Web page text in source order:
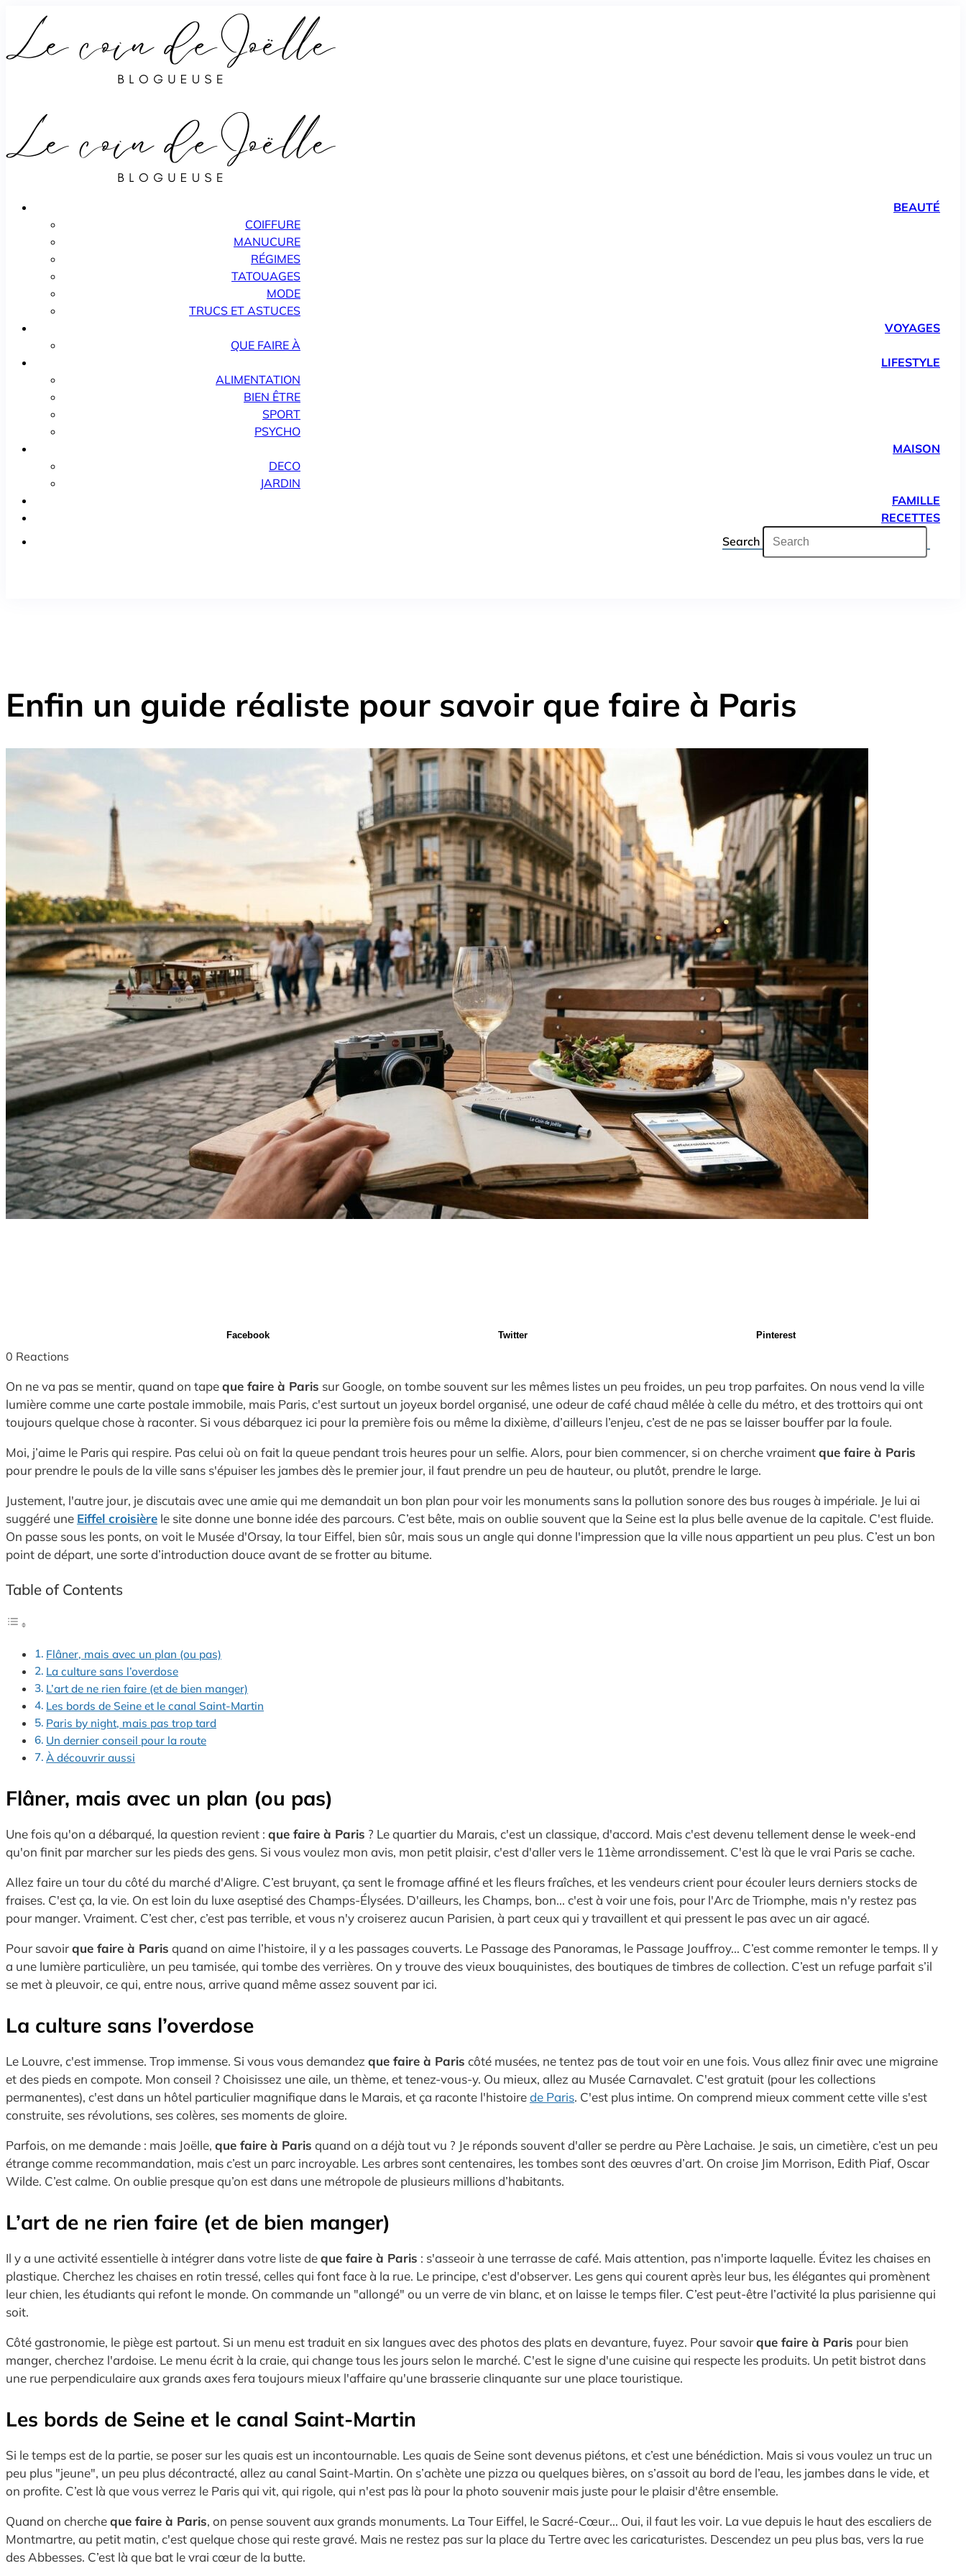
BEAUTÉ
COIFFURE
MANUCURE
RÉGIMES
TATOUAGES
MODE
TRUCS ET ASTUCES
VOYAGES
QUE FAIRE À
LIFESTYLE
ALIMENTATION
BIEN ÊTRE
SPORT
PSYCHO
MAISON
DECO
JARDIN
FAMILLE
RECETTES
Search
Enfin un guide réaliste pour savoir que faire à Paris
Facebook Twitter Pinterest
0 Reactions
On ne va pas se mentir, quand on tapeque faire à Paris sur Google, on tombe souvent sur les mêmes listes un peu froides, un peu trop parfaites. On nous vend la ville
lumière comme une carte postale immobile, mais Paris, c'est surtout un joyeux bordel organisé, une odeur de café chaud mêlée à celle du métro, et des trottoirs qui ont
toujours quelque chose à raconter. Si vous débarquez ici pour la première fois ou même la dixième, d’ailleurs l’enjeu, c’est de ne pas se laisser bouffer par la foule.
Moi, j’aime le Paris qui respire. Pas celui où on fait la queue pendant trois heures pour un selfie. Alors, pour bien commencer, si on cherche vraimentque faire à Paris
pour prendre le pouls de la ville sans s'épuiser les jambes dès le premier jour, il faut prendre un peu de hauteur, ou plutôt, prendre le large.
Justement, l'autre jour, je discutais avec une amie qui me demandait un bon plan pour voir les monuments sans la pollution sonore des bus rouges à impériale. Je lui ai
suggéré une Eiffel croisière le site donne une bonne idée des parcours. C’est bête, mais on oublie souvent que la Seine est la plus belle avenue de la capitale. C'est fluide.
On passe sous les ponts, on voit le Musée d'Orsay, la tour Eiffel, bien sûr, mais sous un angle qui donne l'impression que la ville nous appartient un peu plus. C’est un bon
point de départ, une sorte d’introduction douce avant de se frotter au bitume.
Table of Contents
Flâner, mais avec un plan (ou pas)
La culture sans l’overdose
L’art de ne rien faire (et de bien manger)
Les bords de Seine et le canal Saint-Martin
Paris by night, mais pas trop tard
Un dernier conseil pour la route
À découvrir aussi
Flâner, mais avec un plan (ou pas)
Une fois qu'on a débarqué, la question revient : que faire à Paris ? Le quartier du Marais, c'est un classique, d'accord. Mais c'est devenu tellement dense le week-end
qu'on finit par marcher sur les pieds des gens. Si vous voulez mon avis, mon petit plaisir, c'est d'aller vers le 11ème arrondissement. C'est là que le vrai Paris se cache.
Allez faire un tour du côté du marché d'Aligre. C’est bruyant, ça sent le fromage affiné et les fleurs fraîches, et les vendeurs crient pour écouler leurs derniers stocks de
fraises. C'est ça, la vie. On est loin du luxe aseptisé des Champs-Élysées. D'ailleurs, les Champs, bon... c'est à voir une fois, pour l'Arc de Triomphe, mais n'y restez pas
pour manger. Vraiment. C’est cher, c’est pas terrible, et vous n'y croiserez aucun Parisien, à part ceux qui y travaillent et qui pressent le pas avec un air agacé.
Pour savoirque faire à Paris quand on aime l’histoire, il y a les passages couverts. Le Passage des Panoramas, le Passage Jouffroy... C’est comme remonter le temps. Il y
a une lumière particulière, un peu tamisée, qui tombe des verrières. On y trouve des vieux bouquinistes, des boutiques de timbres de collection. C’est un refuge parfait s’il
se met à pleuvoir, ce qui, entre nous, arrive quand même assez souvent par ici.
La culture sans l’overdose
Le Louvre, c'est immense. Trop immense. Si vous vous demandez que faire à Paris côté musées, ne tentez pas de tout voir en une fois. Vous allez finir avec une migraine
et des pieds en compote. Mon conseil ? Choisissez une aile, un thème, et tenez-vous-y. Ou mieux, allez au Musée Carnavalet. C'est gratuit (pour les collections
permanentes), c'est dans un hôtel particulier magnifique dans le Marais, et ça raconte l'histoirede Paris. C'est plus intime. On comprend mieux comment cette ville s'est
construite, ses révolutions, ses colères, ses moments de gloire.
Parfois, on me demande : mais Joëlle, que faire à Paris quand on a déjà tout vu ? Je réponds souvent d'aller se perdre au Père Lachaise. Je sais, un cimetière, c’est un peu
étrange comme recommandation, mais c’est un parc incroyable. Les arbres sont centenaires, les tombes sont des œuvres d’art. On croise Jim Morrison, Edith Piaf, Oscar
Wilde. C’est calme. On oublie presque qu’on est dans une métropole de plusieurs millions d’habitants.
L’art de ne rien faire (et de bien manger)
Il y a une activité essentielle à intégrer dans votre liste deque faire à Paris : s'asseoir à une terrasse de café. Mais attention, pas n'importe laquelle. Évitez les chaises en
plastique. Cherchez les chaises en rotin tressé, celles qui font face à la rue. Le principe, c'est d'observer. Les gens qui courent après leur bus, les élégantes qui promènent
leur chien, les étudiants qui refont le monde. On commande un "allongé" ou un verre de vin blanc, et on laisse le temps filer. C’est peut-être l’activité la plus parisienne qui
soit.
Côté gastronomie, le piège est partout. Si un menu est traduit en six langues avec des photos des plats en devanture, fuyez. Pour savoirque faire à Paris pour bien
manger, cherchez l'ardoise. Le menu écrit à la craie, qui change tous les jours selon le marché. C'est le signe d'une cuisine qui respecte les produits. Un petit bistrot dans
une rue perpendiculaire aux grands axes fera toujours mieux l'affaire qu'une brasserie clinquante sur une place touristique.
Les bords de Seine et le canal Saint-Martin
Si le temps est de la partie, se poser sur les quais est un incontournable. Les quais de Seine sont devenus piétons, et c’est une bénédiction. Mais si vous voulez un truc un
peu plus "jeune", un peu plus décontracté, allez au canal Saint-Martin. On s’achète une pizza ou quelques bières, on s’assoit au bord de l’eau, les jambes dans le vide, et
on profite. C’est là que vous verrez le Paris qui vit, qui rigole, qui n'est pas là pour la photo souvenir mais juste pour le plaisir d'être ensemble.
Quand on chercheque faire à Paris, on pense souvent aux grands monuments. La Tour Eiffel, le Sacré-Cœur... Oui, il faut les voir. La vue depuis le haut des escaliers de
Montmartre, au petit matin, c'est quelque chose qui reste gravé. Mais ne restez pas sur la place du Tertre avec les caricaturistes. Descendez un peu plus bas, vers la rue
des Abbesses. C’est là que bat le vrai cœur de la butte.